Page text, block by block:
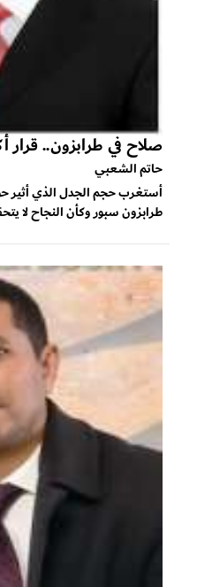
صلاح في طرابزون.. قرار
حاتم الشعبي
أستغرب حجم الجدل الذي أثير
طرابزون سبور وكأن النجاح لا